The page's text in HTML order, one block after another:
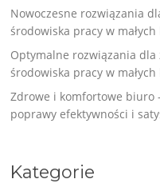
Nowoczesne rozwiązania
środowiska pracy w
Optymalne rozwiązania
środowiska pracy w
Zdrowe i komfortowe biuro
poprawy efektywności i
Kategorie